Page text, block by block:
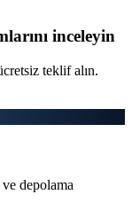
inceleyin
teklif alın.
depolama